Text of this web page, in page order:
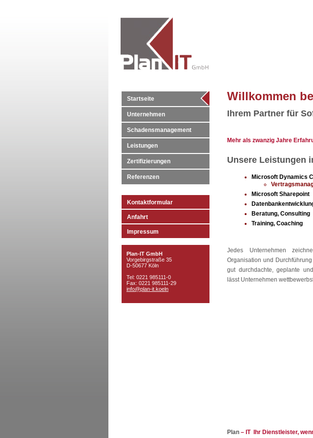
Startseite
Unternehmen
Schadensmanagement
Leistungen
Zertifizierungen
Referenzen
Kontaktformular
Anfahrt
Impressum
Plan-IT GmbH
Vorgebirgstraße 35
D-50677 Köln
Tel: 0221 985111-0
Fax: 0221 985111-29
info@plan-it.koeln
Willkommen
Ihrem Partner für
Mehr als zwanzig Jahre
Unsere Leistungen
Microsoft Dynamics
Microsoft Sharepoint
Beratung, Consulting
Training, Coaching
Jedes Unternehmen
Organisation und
gut durchdachte, geplante
lässt Unternehmen
Plan – IT Ihr Dienstleister,